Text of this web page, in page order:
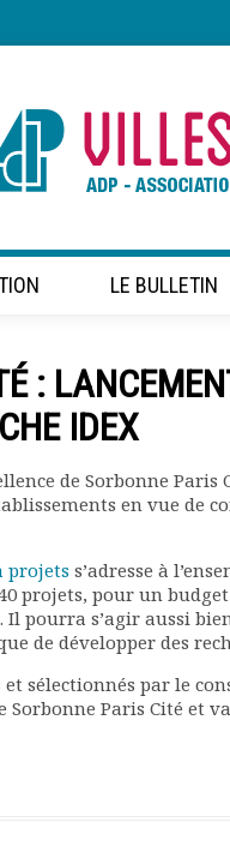
LE BULLETIN
:
IDEX
de Sorbonne
en vue de
projets s’adresse à
projets, pour un
pourra s’agir aussi
de développer des
sélectionnés par le
Paris Cité et